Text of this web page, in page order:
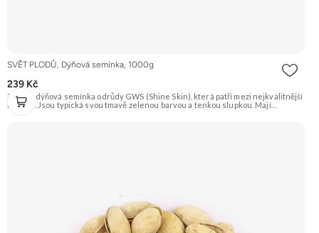
SVĚT PLODŮ, Dýňová semínka, 1000g
239 Kč
Zelená dýňová semínka odrůdy GWS (Shine Skin), která patří mezi nejkvalitnější
na trhu. Jsou typická svou tmavě zelenou barvou a tenkou slupkou. Mají